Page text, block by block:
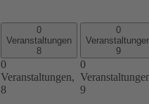
0
Veranstaltungen
8
0
Veranstaltungen,
8
0
9
0
9